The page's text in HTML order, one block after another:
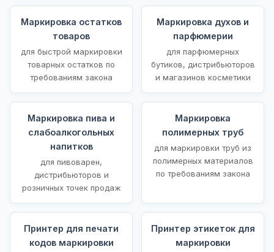
Маркировка остатков
товаров
для быстрой маркировки
товарных остатков по
требованиям закона
Маркировка духов и
парфюмерии
для парфюмерных
бутиков, дистрибьюторов
и магазинов косметики
Маркировка пива и
слабоалкогольных
напитков
для пивоварен,
дистрибьюторов и
розничных точек продаж
Маркировка
полимерных труб
для маркировки труб из
полимерных материалов
по требованиям закона
Принтер для печати
кодов маркировки
Принтер этикеток для
маркировки